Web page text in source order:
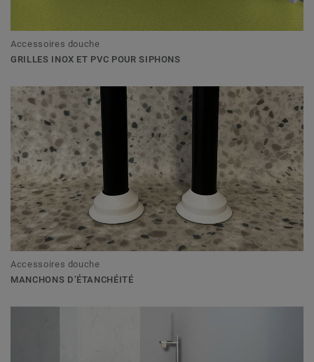
Accessoires douche
GRILLES INOX ET PVC POUR SIPHONS
Accessoires douche
MANCHONS D’ÉTANCHÉITÉ